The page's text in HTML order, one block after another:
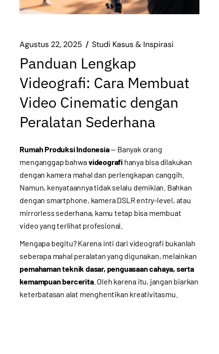
Agustus 22, 2025 Studi Kasus & Inspirasi
Panduan Lengkap
Videografi: Cara Membuat
Video Cinematic dengan
Peralatan Sederhana
Rumah Produksi Indonesia— Banyak orang
menganggap bahwavideografihanya bisa dilakukan
dengan kamera mahal dan perlengkapan canggih.
Namun, kenyataannya tidak selalu demikian. Bahkan
dengan smartphone, kamera DSLR entry-level, atau
mirrorless sederhana, kamu tetap bisa membuat
video yang terlihat profesional.
Mengapa begitu? Karena inti dari videografi bukanlah
seberapa mahal peralatan yang digunakan, melainkan
pemahaman teknik dasar, penguasaan cahaya, serta
kemampuan bercerita. Oleh karena itu, jangan biarkan
keterbatasan alat menghentikan kreativitasmu.